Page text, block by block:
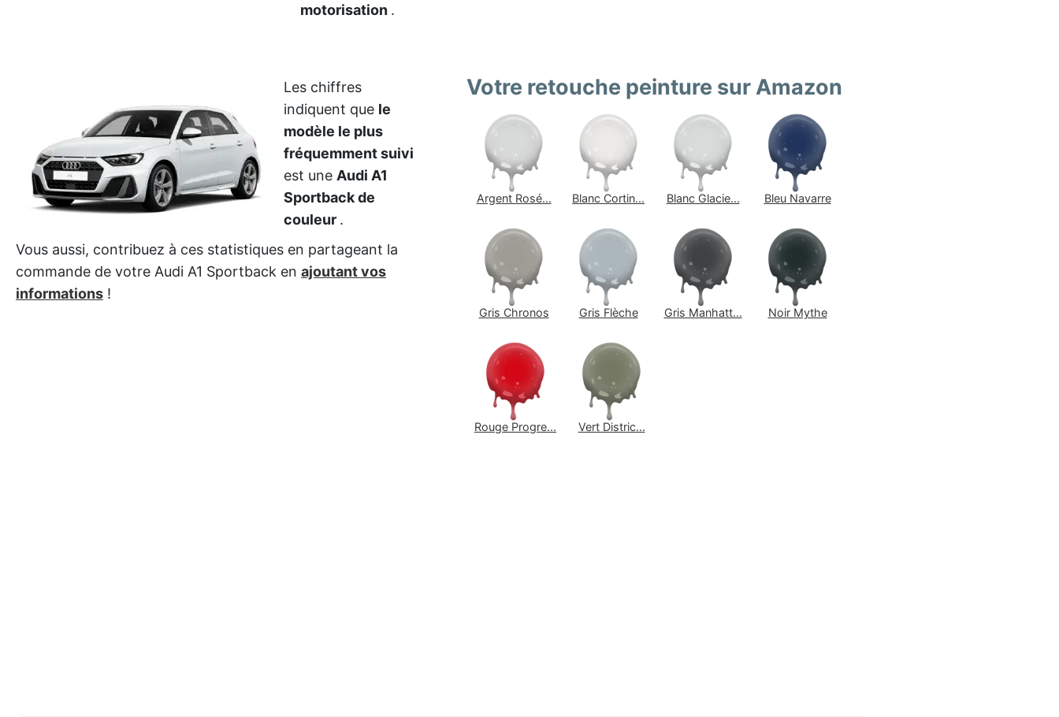
motorisation .
Les chiffres
indiquent que le
modèle le plus
fréquemment suivi
est une Audi A1
Sportback de
couleur .
Vous aussi, contribuez à ces statistiques en partageant la
commande de votre Audi A1 Sportback en ajoutant vos
informations !
Votre retouche peinture sur Amazon
Argent Rosé... Blanc Cortin... Blanc Glacie... Bleu Navarre
Gris Chronos Gris Flèche Gris Manhatt... Noir Mythe
Rouge Progre... Vert Distric...